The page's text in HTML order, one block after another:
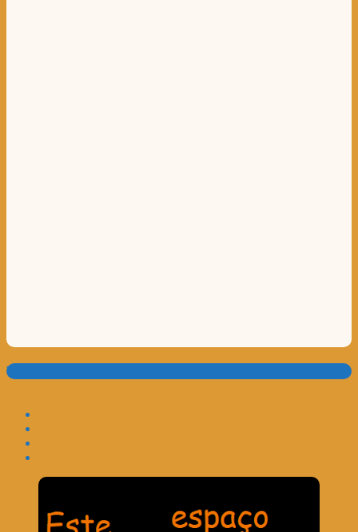
Translate: